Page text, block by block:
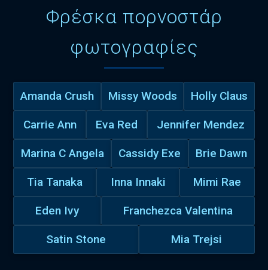
Φρέσκα πορνοστάρ
φωτογραφίες
Amanda Crush Missy Woods Holly Claus
Carrie Ann Eva Red Jennifer Mendez
Marina C Angela Cassidy Exe Brie Dawn
Tia Tanaka Inna Innaki Mimi Rae
Eden Ivy Franchezca Valentina
Satin Stone Mia Trejsi